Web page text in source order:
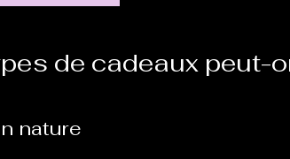
de cadeaux peut-
nature